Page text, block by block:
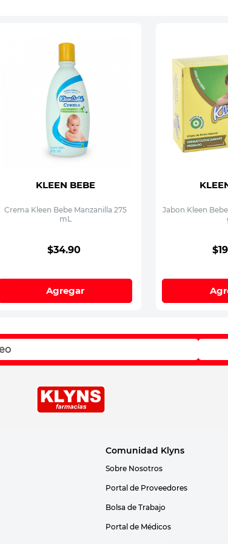
KLEEN BEBE
Crema Kleen Bebe Manzanilla 275
mL
$34.90
Agregar
Jabon Kleen
$19
Comunidad Klyns
Sobre Nosotros
Portal de Proveedores
Bolsa de Trabajo
Portal de Médicos